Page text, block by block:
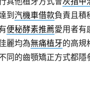
到 汽機車借款負責且積
便秘酵素推薦愛用者有
麗均為無痛植牙的高規
同的齒顎矯正方式都隱